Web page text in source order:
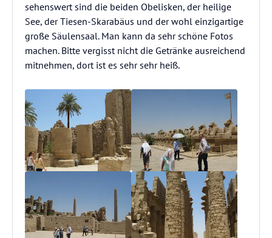
sehenswert sind die beiden Obelisken, der heilige
See, der Tiesen-Skarabäus und der wohl einzigartige
große Säulensaal. Man kann da sehr schöne Fotos
machen. Bitte vergisst nicht die Getränke ausreichend
mitnehmen, dort ist es sehr sehr heiß.